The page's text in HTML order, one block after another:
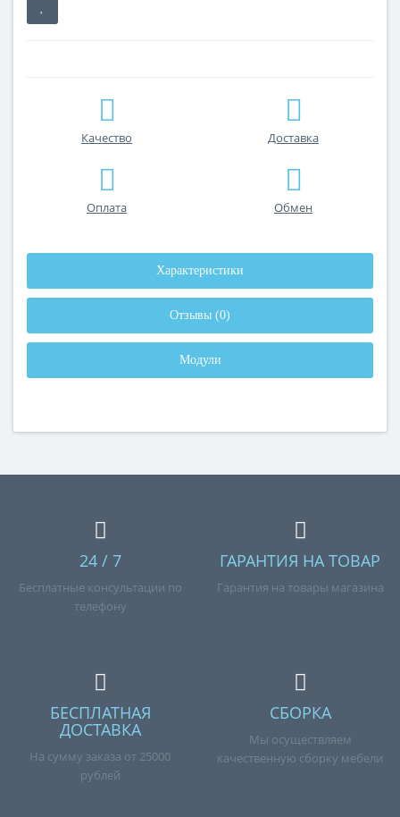
Качество Доставка
Оплата Обмен
Характеристики
Отзывы (0)
Модули
24 / 7
Бесплатные консультации по
телефону
ГАРАНТИЯ НА ТОВАР
Гарантия на товары магазина
БЕСПЛАТНАЯ
ДОСТАВКА
На сумму заказа от 25000
рублей
СБОРКА
Мы осуществляем
качественную сборку мебели